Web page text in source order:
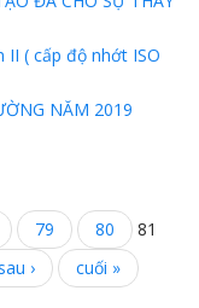
( cấp độ nhớt ISO
NĂM 2019
79 80
81
› cuối »